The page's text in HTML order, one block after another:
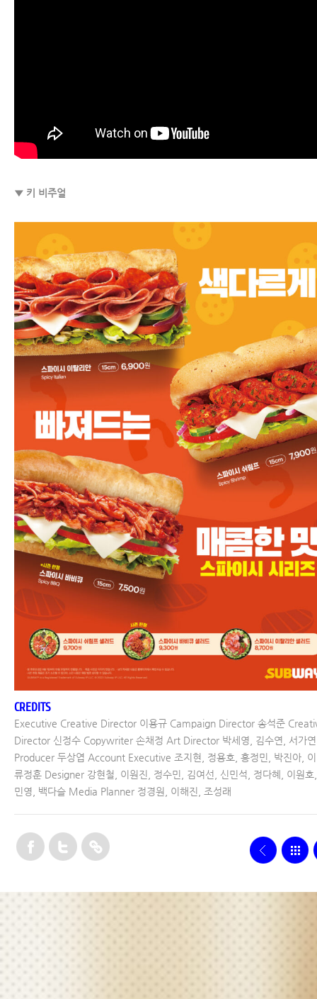
▼ 키 비주얼
CREDITS
Executive Creative Director 이용규 Campaign Director 송석준
Director 신정수 Copywriter 손채정 Art Director 박세영, 김수연, 서가연
Producer 두상엽 Account Executive 조지현, 정용호, 홍정민, 박진아,
류정훈 Designer 강현철, 이원진, 정수민, 김여선, 신민석, 정다혜, 이원호
민영, 백다슬 Media Planner 정경원, 이해진, 조성래